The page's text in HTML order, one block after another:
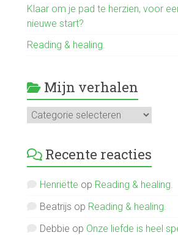
Klaar om je pad te herzien, voor
nieuwe start?
Reading & healing.
Mijn verhalen
Mijn
verhalen
Recente reacties
Henriëtte op Reading & healing.
Beatrijs op Reading & healing.
Debbie op Onze liefde is heel